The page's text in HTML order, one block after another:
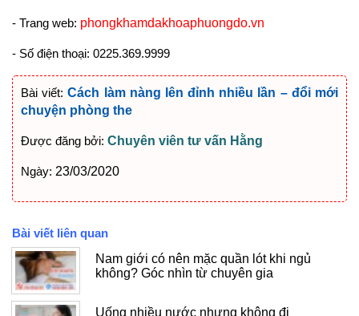
- Trang web: phongkhamdakhoaphuongdo.vn
- Số điện thoại: 0225.369.9999
Bài viết:Cách làm nàng lên đỉnh nhiều lần – đổi mới
chuyện phòng the
Được đăng bởi: Chuyên viên tư vấn Hằng
Ngày: 23/03/2020
Bài viết liên quan
Nam giới có nên mặc quần lót khi ngủ
không? Góc nhìn từ chuyên gia
Uống nhiều nước nhưng không đi